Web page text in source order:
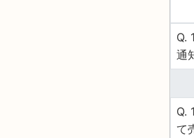
Q.
通
Q.
て